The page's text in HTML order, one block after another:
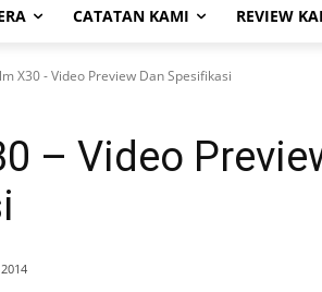
CATATAN KAMI REVIEW
X30 - Video Preview Dan Spesifikasi
– Video